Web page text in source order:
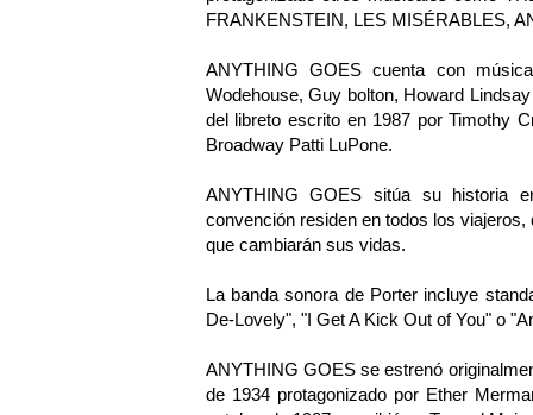
FRANKENSTEIN, LES MISÉRABLES,
ANYTHING GOES cuenta con
Wodehouse, Guy bolton, Howard
del libreto escrito en 1987 por Timothy
Broadway Patti LuPone.
ANYTHING GOES sitúa su historia
convención residen en todos los
que cambiarán sus vidas.
La banda sonora de Porter incluye
De-Lovely", "I Get A Kick Out of You" o
ANYTHING GOES se estrenó
de 1934 protagonizado por Ether